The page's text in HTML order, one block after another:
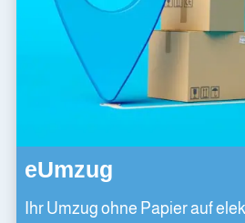
eUmzug
Ihr Umzug ohne Papier auf